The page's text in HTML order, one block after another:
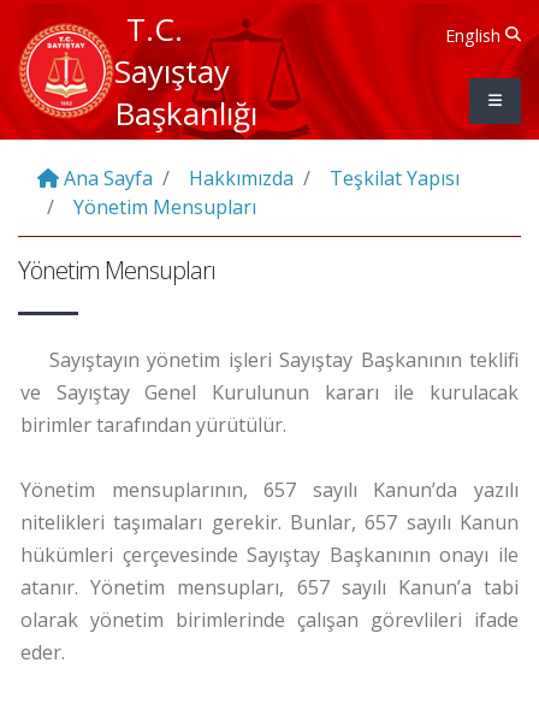
T.C.
Sayıştay
Başkanlığı
English
Ana Sayfa Hakkımızda
Teşkilat Yapısı
Yönetim Mensupları
Yönetim Mensupları
Sayıştayın yönetim işleri Sayıştay Başkanının teklifi
ve Sayıştay Genel Kurulunun kararı ile kurulacak
birimler tarafından yürütülür.
Yönetim mensuplarının, 657 sayılı Kanun’da yazılı
nitelikleri taşımaları gerekir. Bunlar, 657 sayılı Kanun
hükümleri çerçevesinde Sayıştay Başkanının onayı ile
atanır. Yönetim mensupları, 657 sayılı Kanun’a tabi
olarak yönetim birimlerinde çalışan görevlileri ifade
eder.